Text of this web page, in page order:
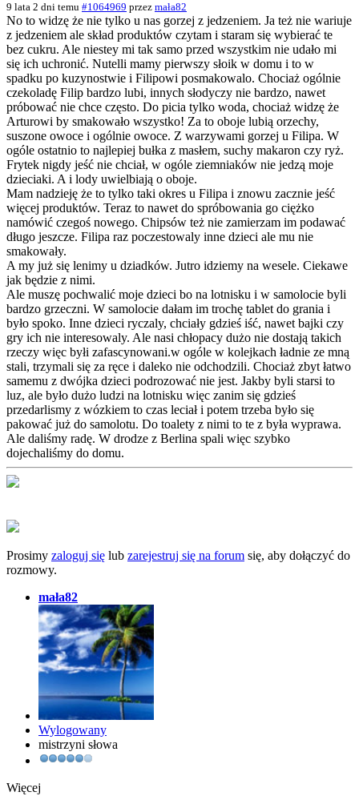
9 lata 2 dni temu #1064969 przez mała82
No to widzę że nie tylko u nas gorzej z jedzeniem. Ja też nie wariuje
z jedzeniem ale skład produktów czytam i staram się wybierać te
bez cukru. Ale niestey mi tak samo przed wszystkim nie udało mi
się ich uchronić. Nutelli mamy pierwszy słoik w domu i to w
spadku po kuzynostwie i Filipowi posmakowalo. Chociaż ogólnie
czekoladę Filip bardzo lubi, innych słodyczy nie bardzo, nawet
próbować nie chce często. Do picia tylko woda, chociaż widzę że
Arturowi by smakowało wszystko! Za to oboje lubią orzechy,
suszone owoce i ogólnie owoce. Z warzywami gorzej u Filipa. W
ogóle ostatnio to najlepiej bułka z masłem, suchy makaron czy ryż.
Frytek nigdy jeść nie chciał, w ogóle ziemniaków nie jedzą moje
dzieciaki. A i lody uwielbiają o oboje.
Mam nadzieję że to tylko taki okres u Filipa i znowu zacznie jeść
więcej produktów. Teraz to nawet do spróbowania go ciężko
namówić czegoś nowego. Chipsów też nie zamierzam im podawać
długo jeszcze. Filipa raz poczestowaly inne dzieci ale mu nie
smakowały.
A my już się lenimy u dziadków. Jutro idziemy na wesele. Ciekawe
jak będzie z nimi.
Ale muszę pochwalić moje dzieci bo na lotnisku i w samolocie byli
bardzo grzeczni. W samolocie dałam im trochę tablet do grania i
było spoko. Inne dzieci ryczaly, chciały gdzieś iść, nawet bajki czy
gry ich nie interesowaly. Ale nasi chłopacy dużo nie dostają takich
rzeczy więc byłi zafascynowani.w ogóle w kolejkach ładnie ze mną
stali, trzymali się za ręce i daleko nie odchodzili. Chociaż zbyt łatwo
samemu z dwójka dzieci podrozować nie jest. Jakby byli starsi to
luz, ale było dużo ludzi na lotnisku więc zanim się gdzieś
przedarlismy z wózkiem to czas leciał i potem trzeba było się
pakować już do samolotu. Do toalety z nimi to te z była wyprawa.
Ale daliśmy radę. W drodze z Berlina spali więc szybko
dojechaliśmy do domu.
Prosimy zaloguj się lub zarejestruj się na forum się, aby dołączyć do
rozmowy.
mała82
Wylogowany
mistrzyni słowa
Więcej